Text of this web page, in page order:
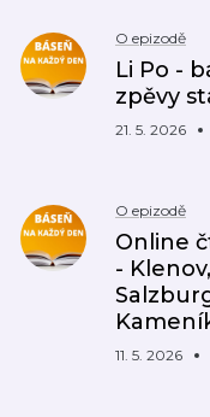
O epizodě
Li Po -
zpěvy
21. 5. 2026
O epizodě
Online
-
11. 5. 2026